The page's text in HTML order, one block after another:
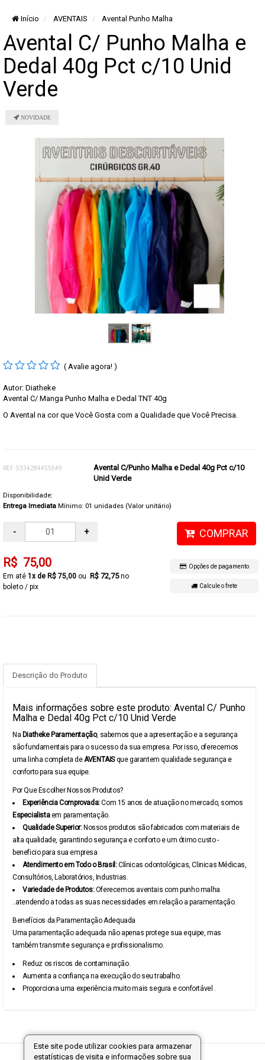
Início AVENTAIS Avental Punho Malha
Avental C/ Punho Malha e
Dedal 40g Pct c/10 Unid
Verde
( Avalie agora! )
Autor: Diatheke
Avental C/ Manga Punho Malha e Dedal TNT 40g
O Avental na cor que Você Gosta com a Qualidade que Você Precisa.
REF: 5334284455549
Avental C/Punho Malha e Dedal 40g Pct c/10
Unid Verde
Disponibilidade:
Entrega Imediata Mínimo: 01 unidades (Valor unitário)
- + COMPRAR
R$ 75,00
1x de R$ 75,00 R$ 72,75no
boleto / pix
Opções de pagamento
Calcule o frete
Descrição do Produto
Mais informações sobre este produto: Avental C/ Punho
Malha e Dedal 40g Pct c/10 Unid Verde
Na Diatheke Paramentação, sabemos que a apresentação e a segurança
são fundamentais para o sucesso da sua empresa. Por isso, oferecemos
uma linha completa deAVENTAISque garantem qualidade segurança e
conforto para sua equipe.
Por Que Escolher Nossos Produtos?
Experiência Comprovada:Com 15 anos de atuação no mercado, somos
Especialistaem paramentação.
Qualidade Superior:Nossos produtos são fabricados com materiais de
alta qualidade, garantindo segurança e conforto e um ótimo custo -
beneficio para sua empresa
Atendimento em Todo o Brasil:Clínicas odontológicas, Clinicas Médicas,
Consultórios, Laboratórios, Industrias.
Variedade de Produtos:Oferecemos aventais com punho malha
..atendendo a todas as suas necessidades em relação a paramentação.
Benefícios da Paramentação Adequada
Uma paramentação adequada não apenas protege sua equipe, mas
também transmite segurança e profissionalismo.
Reduz os riscos de contaminação.
Aumenta a confiança na execução do seu trabalho.
Proporciona uma experiência muito mais segura e confortável .
Tecnologia:
Este site pode utilizar cookies para armazenar
estatísticas de visita e informações sobre sua